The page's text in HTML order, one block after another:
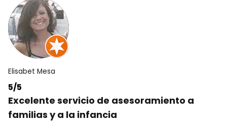
Elisabet Mesa
5/5
Excelente servicio de asesoramiento a
familias y a la infancia